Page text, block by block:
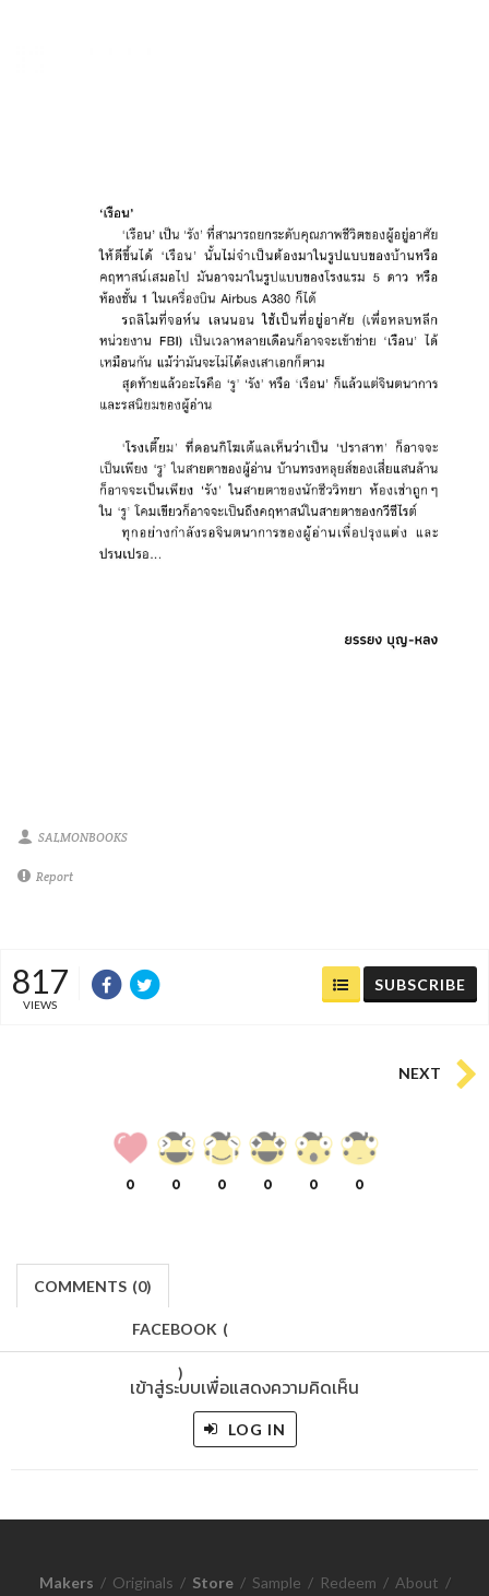
SALMONBOOKS
Report
817
VIEWS
SUBSCRIBE
NEXT
0 0 0 0 0 0
COMMENTS (0)
FACEBOOK (
)
เข้าสู่ระบบเพื่อแสดงความคิดเห็น
LOG IN
Makers / Originals / Store / Sample / Redeem / About /